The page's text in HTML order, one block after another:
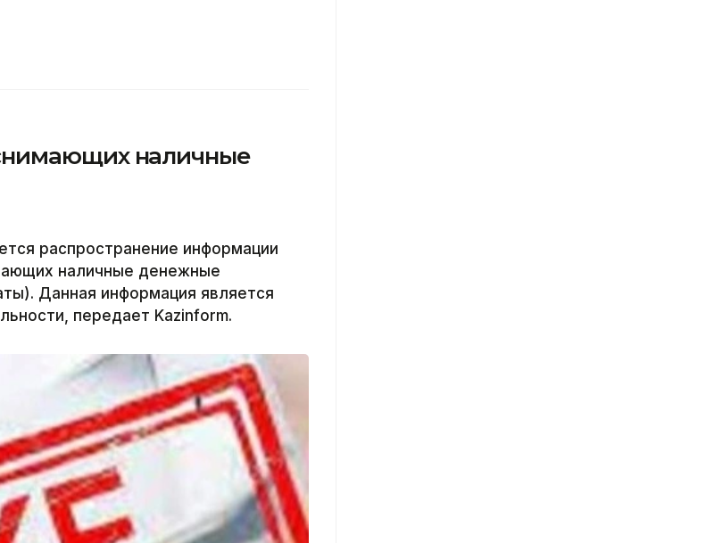
наличные
распространение информации
наличные денежные
Данная информация является
передает Kazinform.